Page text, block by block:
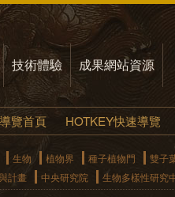
技術體驗 成果網站資源
覽首頁 HOTKEY快速導覽
生物 植物界 種子植物門
雙子
計畫 中央研究院 生物多樣性研究